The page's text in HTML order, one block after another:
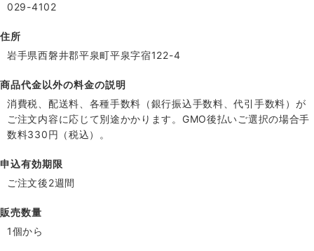
029-4102
住所
岩手県西磐井郡平泉町平泉字宿122-4
商品代金以外の料金の説明
消費税、配送料、各種手数料（銀行振込手数料、代引手数料）が
ご注文内容に応じて別途かかります。GMO後払いご選択の場合手
数料330円（税込）。
申込有効期限
ご注文後2週間
販売数量
1個から